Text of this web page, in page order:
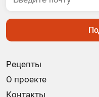
Рецепты
О проекте
Контакты